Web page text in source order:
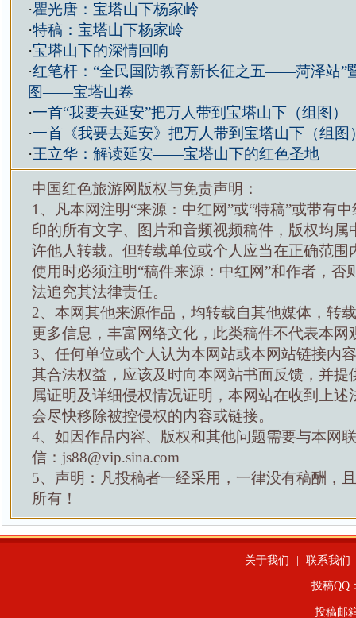
·瞿光唐：宝塔山下杨家岭
·特稿：宝塔山下杨家岭
·宝塔山下的深情回响
·红笔杆：“全民国防教育新长征之五——菏泽站”
图——宝塔山卷
·一首“我要去延安”把万人带到宝塔山下（组图）
·一首《我要去延安》把万人带到宝塔山下（组图
·王立华：解读延安——宝塔山下的红色圣地
中国红色旅游网版权与免责声明：
1、凡本网注明“来源：中红网”或“特稿”或带有
印的所有文字、图片和音频视频稿件，版权均属
许他人转载。但转载单位或个人应当在正确范围
使用时必须注明“稿件来源：中红网”和作者，否
法追究其法律责任。
2、本网其他来源作品，均转载自其他媒体，转
更多信息，丰富网络文化，此类稿件不代表本网
3、任何单位或个人认为本网站或本网站链接内
其合法权益，应该及时向本网站书面反馈，并提
属证明及详细侵权情况证明，本网站在收到上述
会尽快移除被控侵权的内容或链接。
4、如因作品内容、版权和其他问题需要与本网
信：js88@vip.sina.com
5、声明：凡投稿者一经采用，一律没有稿酬，
所有！
关于我们 联系我们
投稿QQ
投稿邮